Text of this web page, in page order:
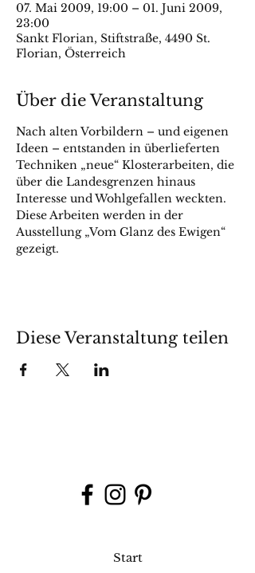
07. Mai 2009, 19:00 – 01. Juni 2009,
23:00
Sankt Florian, Stiftstraße, 4490 St.
Florian, Österreich
Über die Veranstaltung
Nach alten Vorbildern – und eigenen
Ideen – entstanden in überlieferten
Techniken „neue“ Klosterarbeiten, die
über die Landesgrenzen hinaus
Interesse und Wohlgefallen weckten.
Diese Arbeiten werden in der
Ausstellung „Vom Glanz des Ewigen“
gezeigt.
Diese Veranstaltung teilen
Start